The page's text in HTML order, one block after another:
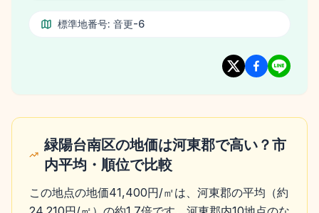
標準地番号: 音更-6
緑陽台南区の地価は河東郡で高い？市
内平均・順位で比較
この地点の地価41,400円/㎡は、河東郡の平均（約